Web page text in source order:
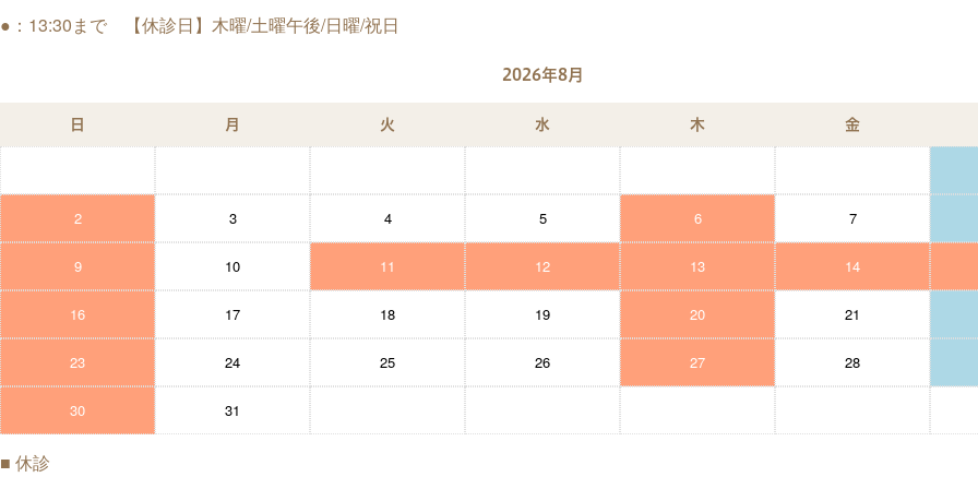
●：13:30まで 【休診日】木曜/土曜午後/日曜/祝日
2026年8月
日 月 火 水 木 金
2 3 4 5 6 7
9 10 11 12 13 14
16 17 18 19 20 21
23 24 25 26 27 28
30 31
■ 休診